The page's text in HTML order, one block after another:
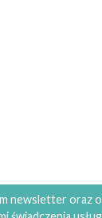
newsletter oraz